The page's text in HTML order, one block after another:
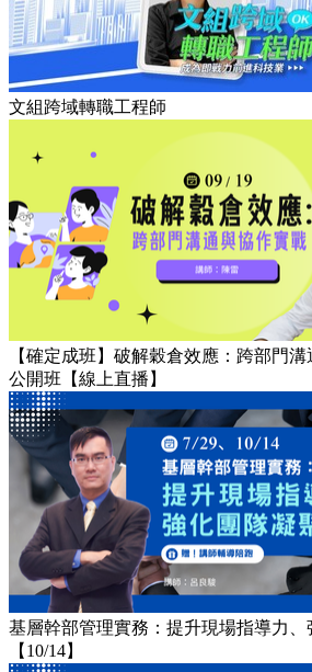
文組跨域轉職工程師
【確定成班】破解穀倉效應：跨部門
公開班【線上直播】
基層幹部管理實務：提升現場指導力、
【10/14】